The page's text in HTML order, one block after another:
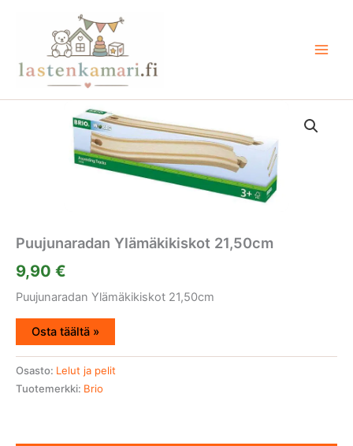
Puujunaradan Ylämäkikiskot 21,50cm
9,90 €
Puujunaradan Ylämäkikiskot 21,50cm
Osta täältä »
Osasto: Lelut ja pelit
Tuotemerkki: Brio